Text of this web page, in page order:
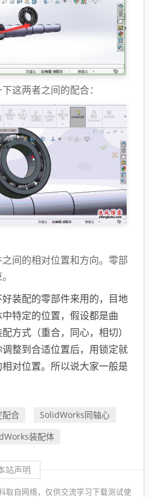
这两者之间的配合：
间的相对位置和方向。零部
装配的零部件来用的，目地
特定的位置，假设都是曲
方式（重合，同心，相切）
整到合适位置后，用锁定就
对位置。所以说大家一般是
合
SolidWorks同轴心
装配体
站声明
取自网络，仅供交流学习下载测试使